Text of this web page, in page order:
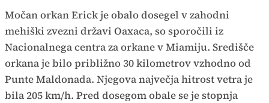
Močan orkan Erick je obalo dosegel v zahodni
mehiški zvezni državi Oaxaca, so sporočili iz
Nacionalnega centra za orkane v Miamiju. Središče
orkana je bilo približno 30 kilometrov vzhodno od
Punte Maldonada. Njegova največja hitrost vetra je
bila 205 km/h. Pred dosegom obale se je stopnja